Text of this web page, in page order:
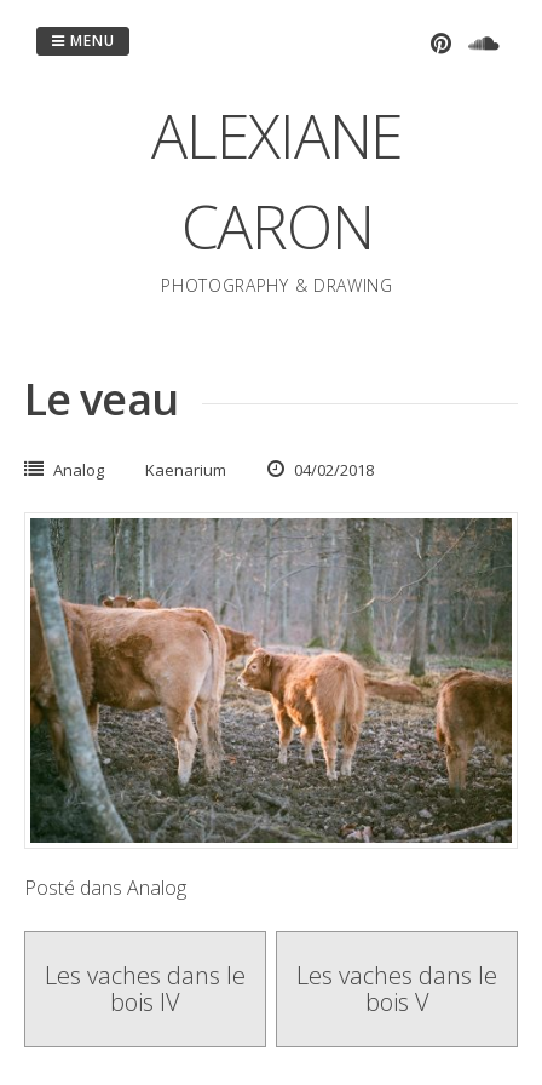
ALEXIANE
CARON
PHOTOGRAPHY & DRAWING
MENU
Le veau
Analog Kaenarium 04/02/2018
Posté dans Analog
Poste
navigation
Les vaches dans le
bois IV
Les vaches dans le
bois V